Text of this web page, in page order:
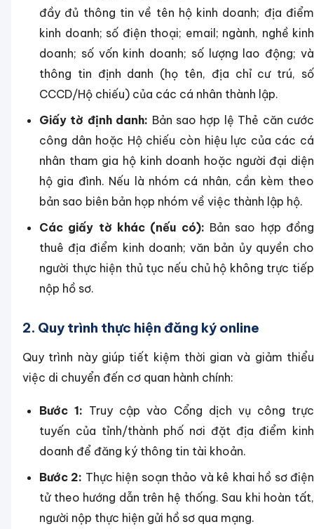
đầy đủ thông tin về tên hộ kinh doanh; địa điểm
kinh doanh; số điện thoại; email; ngành, nghề kinh
doanh; số vốn kinh doanh; số lượng lao động; và
thông tin định danh (họ tên, địa chỉ cư trú, số
CCCD/Hộ chiếu) của các cá nhân thành lập.
Giấy tờ định danh: Bản sao hợp lệ Thẻ căn cước
công dân hoặc Hộ chiếu còn hiệu lực của các cá
nhân tham gia hộ kinh doanh hoặc người đại diện
hộ gia đình. Nếu là nhóm cá nhân, cần kèm theo
bản sao biên bản họp nhóm về việc thành lập hộ.
Các giấy tờ khác (nếu có): Bản sao hợp đồng
thuê địa điểm kinh doanh; văn bản ủy quyền cho
người thực hiện thủ tục nếu chủ hộ không trực tiếp
nộp hồ sơ.
2. Quy trình thực hiện đăng ký online
Quy trình này giúp tiết kiệm thời gian và giảm thiểu
việc di chuyển đến cơ quan hành chính:
Bước 1: Truy cập vào Cổng dịch vụ công trực
tuyến của tỉnh/thành phố nơi đặt địa điểm kinh
doanh để đăng ký thông tin tài khoản.
Bước 2: Thực hiện soạn thảo và kê khai hồ sơ điện
tử theo hướng dẫn trên hệ thống. Sau khi hoàn tất,
người nộp thực hiện gửi hồ sơ qua mạng.